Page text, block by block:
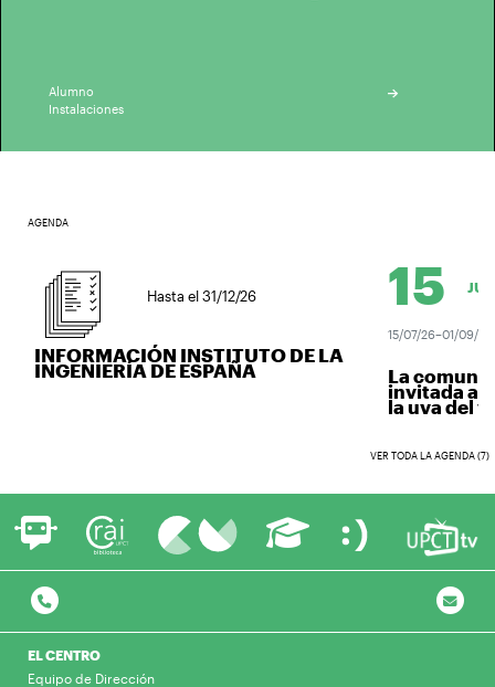
Alumno
Instalaciones
AGENDA
Hasta el 31/12/26
INFORMACIÓN INSTITUTO DE LA
INGENIERÍA DE ESPAÑA
15 JUL.
15/07/26–01/09/26
La
invitada a
la uva del
VER TODA LA AGENDA (7)
EL CENTRO
Equipo de Dirección